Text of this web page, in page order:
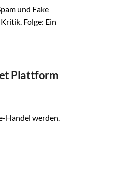
und Fake
Folge: Ein
Plattform
Handel werden.